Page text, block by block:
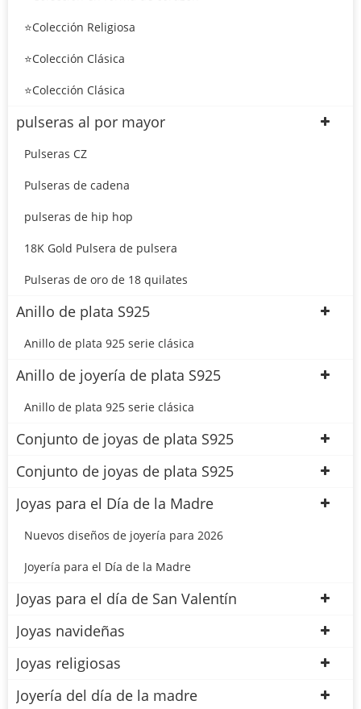
⭐Colección Religiosa
⭐Colección Clásica
⭐Colección Clásica
pulseras al por mayor
Pulseras CZ
Pulseras de cadena
pulseras de hip hop
18K Gold Pulsera de pulsera
Pulseras de oro de 18 quilates
Anillo de plata S925
Anillo de plata 925 serie clásica
Anillo de joyería de plata S925
Anillo de plata 925 serie clásica
Conjunto de joyas de plata S925
Conjunto de joyas de plata S925
Joyas para el Día de la Madre
Nuevos diseños de joyería para 2026
Joyería para el Día de la Madre
Joyas para el día de San Valentín
Joyas navideñas
Joyas religiosas
Joyería del día de la madre